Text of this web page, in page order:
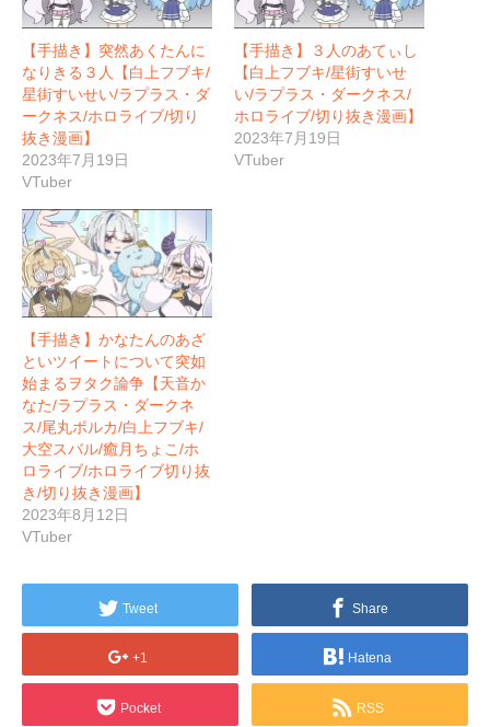
【手描き】突然あくたんに
なりきる３人【白上フブキ/
星街すいせい/ラプラス・ダ
ークネス/ホロライブ/切り
抜き漫画】
2023年7月19日
VTuber
【手描き】３人のあてぃし
【白上フブキ/星街すいせ
い/ラプラス・ダークネス/
ホロライブ/切り抜き漫画】
2023年7月19日
VTuber
【手描き】かなたんのあざ
といツイートについて突如
始まるヲタク論争【天音か
なた/ラプラス・ダークネ
ス/尾丸ポルカ/白上フブキ/
大空スバル/癒月ちょこ/ホ
ロライブ/ホロライブ切り抜
き/切り抜き漫画】
2023年8月12日
VTuber
Tweet Share
+1 Hatena
Pocket RSS